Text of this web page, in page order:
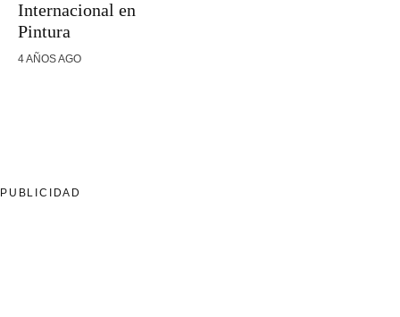
Internacional en
Pintura
4 AÑOS AGO
PUBLICIDAD